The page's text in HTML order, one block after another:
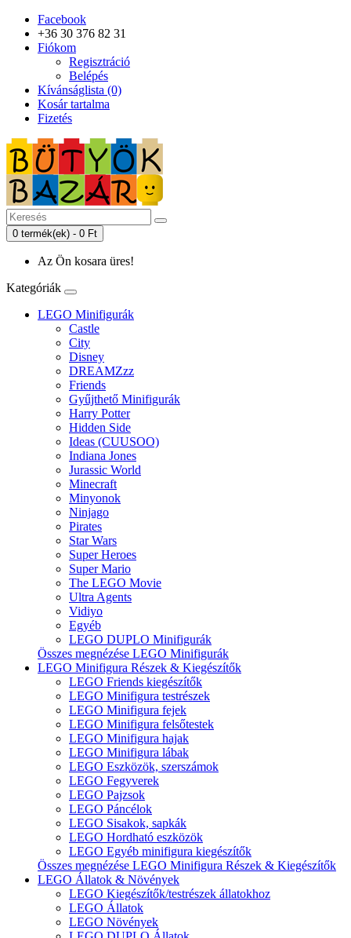
Facebook
+36 30 376 82 31
Fiókom
Regisztráció
Belépés
Kívánságlista (0)
Kosár tartalma
Fizetés
0 termék(ek) - 0 Ft
Az Ön kosara üres!
Kategóriák
LEGO Minifigurák
Castle
City
Disney
DREAMZzz
Friends
Gyűjthető Minifigurák
Harry Potter
Hidden Side
Ideas (CUUSOO)
Indiana Jones
Jurassic World
Minecraft
Minyonok
Ninjago
Pirates
Star Wars
Super Heroes
Super Mario
The LEGO Movie
Ultra Agents
Vidiyo
Egyéb
LEGO DUPLO Minifigurák
Összes megnézése LEGO Minifigurák
LEGO Minifigura Részek & Kiegészítők
LEGO Friends kiegészítők
LEGO Minifigura testrészek
LEGO Minifigura fejek
LEGO Minifigura felsőtestek
LEGO Minifigura hajak
LEGO Minifigura lábak
LEGO Eszközök, szerszámok
LEGO Fegyverek
LEGO Pajzsok
LEGO Páncélok
LEGO Sisakok, sapkák
LEGO Hordható eszközök
LEGO Egyéb minifigura kiegészítők
Összes megnézése LEGO Minifigura Részek & Kiegészítők
LEGO Állatok & Növények
LEGO Kiegészítők/testrészek állatokhoz
LEGO Állatok
LEGO Növények